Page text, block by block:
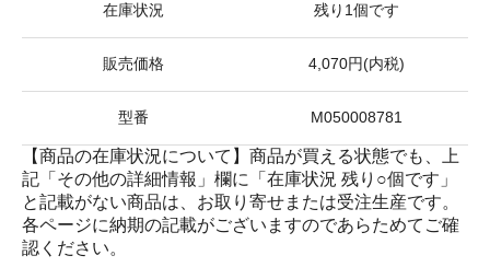
在庫状況 残り1個です
販売価格 4,070円(内税)
型番 M050008781
【商品の在庫状況について】商品が買える状態でも、上
記「その他の詳細情報」欄に「在庫状況 残り○個です」
と記載がない商品は、お取り寄せまたは受注生産です。
各ページに納期の記載がございますのであらためてご確
認ください。